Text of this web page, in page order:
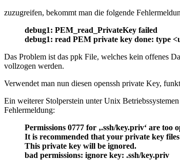
zuzugreifen, bekommt man die folgende
debug1: PEM_read_PrivateKey failed
debug1: read PEM private key done: type
Das Problem ist das ppk File, welches kein offenes
vollzogen werden.
Verwendet man nun diesen openssh private Key,
Ein weiterer Stolperstein unter Unix
Fehlermeldung:
Permissions 0777 for ‚.ssh/key.priv‘ are too
It is recommended that your private key
This private key will be ignored.
bad permissions: ignore key: .ssh/key.priv